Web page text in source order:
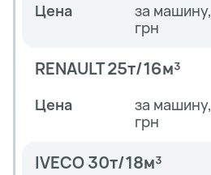
Цена
за машину,
грн
RENAULT 25т/16м³
Цена
за машину,
грн
IVECO 30т/18м³